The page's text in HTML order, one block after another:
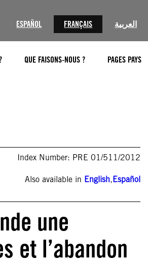
ESPAÑOL FRANÇAIS العربية
QUE FAISONS-NOUS ? PAGES PAYS
Index Number: PRE 01/511/2012
Also available in English,Español
une
et l’abandon